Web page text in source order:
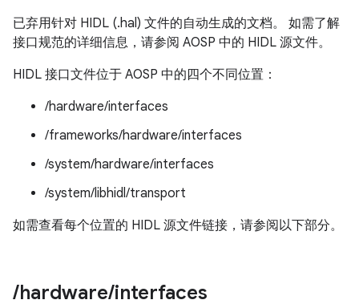
已弃用针对 HIDL (.hal) 文件的自动生成的文档。 如需了解
接口规范的详细信息，请参阅 AOSP 中的 HIDL 源文件。
HIDL 接口文件位于 AOSP 中的四个不同位置：
/hardware/interfaces
/frameworks/hardware/interfaces
/system/hardware/interfaces
/system/libhidl/transport
如需查看每个位置的 HIDL 源文件链接，请参阅以下部分。
/hardware/interfaces